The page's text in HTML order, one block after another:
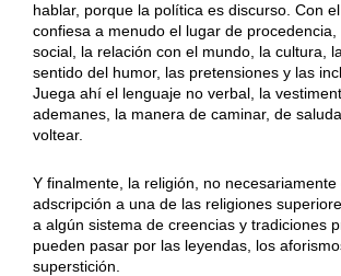
hablar, porque la política es discurso. Con
confiesa a menudo el lugar de procedencia,
social, la relación con el mundo, la cultura,
sentido del humor, las pretensiones y las
Juega ahí el lenguaje no verbal, la
ademanes, la manera de caminar, de
voltear.
Y finalmente, la religión, no necesariamente
adscripción a una de las religiones
a algún sistema de creencias y tradiciones
pueden pasar por las leyendas, los
superstición.